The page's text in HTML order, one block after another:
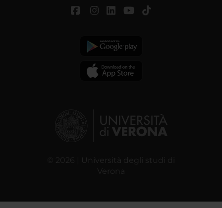
© 2026 | Università degli studi di
Verona